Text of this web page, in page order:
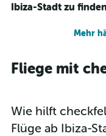
Ibiza-Stadt zu
Mehr
Fliege mit
Wie hilft
Flüge ab Ibiza-